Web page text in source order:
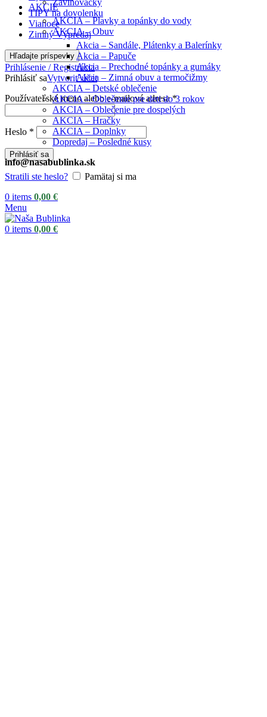
Zavinovačky
TIPY na dovolenku
Vianoce
Zimný Výpredaj
Hľadajte príspevky
Prihlásenie / Registrácia
Prihlásiť saVytvoriť účet
Používateľské meno alebo e-mailová adresa*
Heslo *
Prihlásiť sa
Stratili ste heslo?
Pamätaj si ma
0 items 0,00 €
Menu
0 items 0,00 €
AKCIE
AKCIA – Plavky a topánky do vody
AKCIA – Obuv
Akcia – Sandále, Plátenky a Balerínky
Akcia – Papuče
Akcia – Prechodné topánky a gumáky
Akcia – Zimná obuv a termočižmy
AKCIA – Detské oblečenie
AKCIA – Oblečenie pre deti do 3 rokov
AKCIA – Oblečenie pre dospelých
AKCIA – Hračky
AKCIA – Doplnky
Dopredaj – Posledné kusy
info@nasabublinka.sk